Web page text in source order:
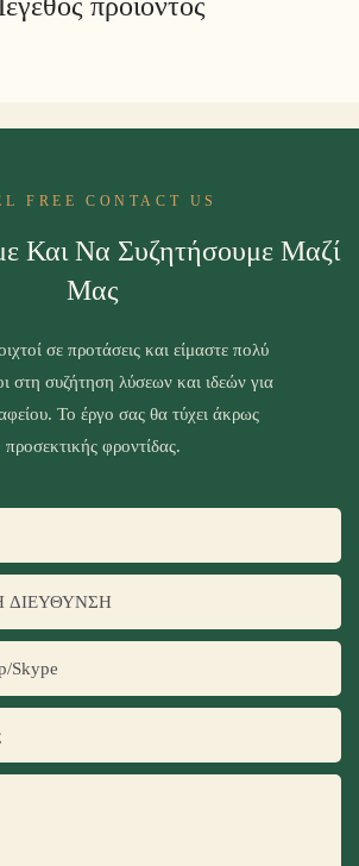
FREE CONTACT US
Και Να Συζητήσουμε Μαζί
Μας
σε προτάσεις και είμαστε πολύ
στη συζήτηση λύσεων και ιδεών για
Το έργο σας θα τύχει άκρως
προσεκτικής φροντίδας.
ΔΙΕΥΘΥΝΣΗ
Skype